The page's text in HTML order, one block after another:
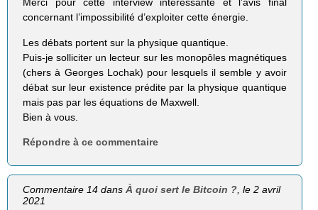
Merci pour cette interview intéressante et l’avis final
concernant l’impossibilité d’exploiter cette énergie.
Les débats portent sur la physique quantique.
Puis-je solliciter un lecteur sur les monopôles magnétiques
(chers à Georges Lochak) pour lesquels il semble y avoir
débat sur leur existence prédite par la physique quantique
mais pas par les équations de Maxwell.
Bien à vous.
Répondre à ce commentaire
Commentaire 14 dansÀ quoi sert le Bitcoin ? , le 2 avril
2021